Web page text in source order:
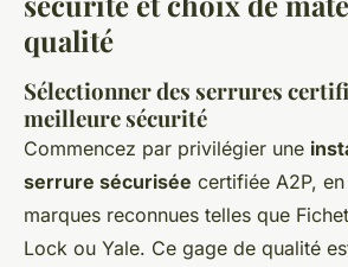
qualité
Sélectionner des serrures
meilleure sécurité
Commencez par privilégier une
serrure sécurisée certifiée A2P,
marques reconnues telles que
Lock ou Yale. Ce gage de qualité